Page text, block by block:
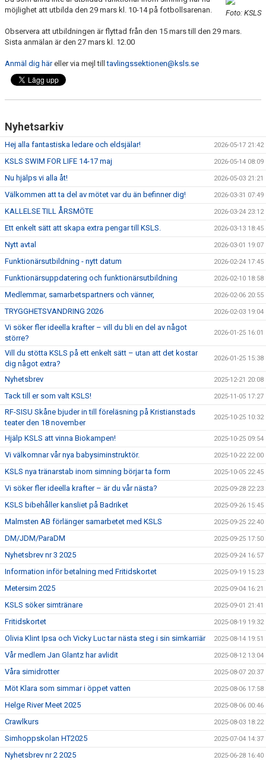
BLI PARTNER
JOBBA HOS OSS!
FÖRÄLDER
FUNKTIONÄR
VÅRA EVENEMANG
KSLS FOR UKRAINE
Foto: KSLS
möjlighet att utbilda den 29 mars kl. 10-14 på fotbollsarenan.
Observera att utbildningen är flyttad från den 15 mars till den 29 mars.
Sista anmälan är den 27 mars kl. 12.00
Anmäl dig häreller via mejl tilltavlingssektionen@ksls.se
Nyhetsarkiv
Hej alla fantastiska ledare och eldsjälar! 2026-05-17 21:42
KSLS SWIM FOR LIFE 14-17 maj 2026-05-14 08:09
Nu hjälps vi alla åt! 2026-05-03 21:21
Välkommen att ta del av mötet var du än befinner dig! 2026-03-31 07:49
KALLELSE TILL ÅRSMÖTE 2026-03-24 23:12
Ett enkelt sätt att skapa extra pengar till KSLS. 2026-03-13 18:45
Nytt avtal 2026-03-01 19:07
Funktionärsutbildning - nytt datum 2026-02-24 17:45
Funktionärsuppdatering och funktionärsutbildning 2026-02-10 18:58
Medlemmar, samarbetspartners och vänner, 2026-02-06 20:55
TRYGGHETSVANDRING 2026 2026-02-03 19:04
Vi söker fler ideella krafter – vill du bli en del av något
större?
2026-01-25 16:01
Vill du stötta KSLS på ett enkelt sätt – utan att det kostar
dig något extra?
2026-01-25 15:38
Nyhetsbrev 2025-12-21 20:08
Tack till er som valt KSLS! 2025-11-05 17:27
RF-SISU Skåne bjuder in till föreläsning på Kristianstads
teater den 18 november
2025-10-25 10:32
Hjälp KSLS att vinna Biokampen! 2025-10-25 09:54
Vi välkomnar vår nya babysiminstruktör. 2025-10-22 22:00
KSLS nya tränarstab inom simning börjar ta form 2025-10-05 22:45
Vi söker fler ideella krafter – är du vår nästa? 2025-09-28 22:23
KSLS bibehåller kansliet på Badriket 2025-09-26 15:45
Malmsten AB förlänger samarbetet med KSLS 2025-09-25 22:40
DM/JDM/ParaDM 2025-09-25 17:50
Nyhetsbrev nr 3 2025 2025-09-24 16:57
Information inför betalning med Fritidskortet 2025-09-19 15:23
Metersim 2025 2025-09-04 16:21
KSLS söker simtränare 2025-09-01 21:41
Fritidskortet 2025-08-19 19:32
Olivia Klint Ipsa och Vicky Luc tar nästa steg i sin simkarriär 2025-08-14 19:51
Vår medlem Jan Glantz har avlidit 2025-08-12 13:04
Våra simidrotter 2025-08-07 20:37
Möt Klara som simmar i öppet vatten 2025-08-06 17:58
Helge River Meet 2025 2025-08-06 00:46
Crawlkurs 2025-08-03 18:22
Simhoppskolan HT2025 2025-07-04 14:37
Nyhetsbrev nr 2 2025 2025-06-28 16:40